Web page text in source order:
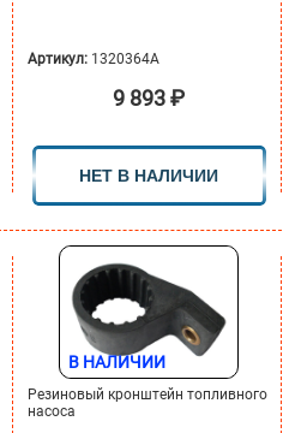
Артикул: 1320364A
9 893₽
НЕТ В НАЛИЧИИ
В НАЛИЧИИ
Резиновый кронштейн топливного
насоса